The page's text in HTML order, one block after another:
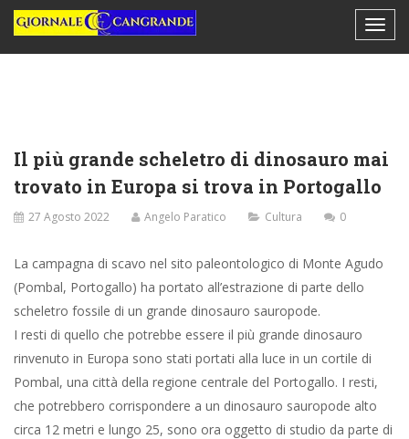
Il più grande scheletro di dinosauro mai
trovato in Europa si trova in Portogallo
27 Agosto 2022 Angelo Paratico Cultura 0
La campagna di scavo nel sito paleontologico di Monte Agudo
(Pombal, Portogallo) ha portato all’estrazione di parte dello
scheletro fossile di un grande dinosauro sauropode.
I resti di quello che potrebbe essere il più grande dinosauro
rinvenuto in Europa sono stati portati alla luce in un cortile di
Pombal, una città della regione centrale del Portogallo. I resti,
che potrebbero corrispondere a un dinosauro sauropode alto
circa 12 metri e lungo 25, sono ora oggetto di studio da parte di